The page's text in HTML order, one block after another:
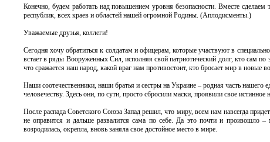
Конечно, будем работать над повышением уровня безопасности. Вместе
республик, всех краев и областей нашей огромной Родины. (Аплодисменты.)
Уважаемые друзья, коллеги!
Сегодня хочу обратиться к солдатам и офицерам, которые участвуют в
встает в ряды Вооруженных Сил, исполняя свой патриотический долг, кто сам
что сражается наш народ, какой враг нам противостоит, кто бросает мир в
Наши соотечественники, наши братья и сестры на Украине – родная часть нашего
человечеству. Здесь они, по сути, просто сбросили маски, проявили свое истинное
После распада Советского Союза Запад решил, что миру, всем нам навсегда
не оправится и дальше развалится сама по себе. Да это почти и
возродилась, окрепла, вновь заняла свое достойное место в мире.